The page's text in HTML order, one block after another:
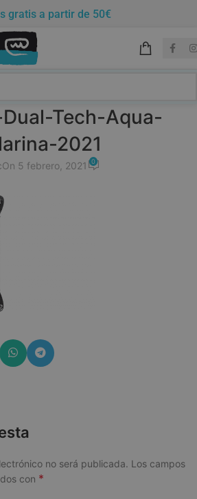
gratis a partir de 50€
Tech-Aqua-
2021
On 5 febrero, 2021 0
no será publicada. Los campos
con *